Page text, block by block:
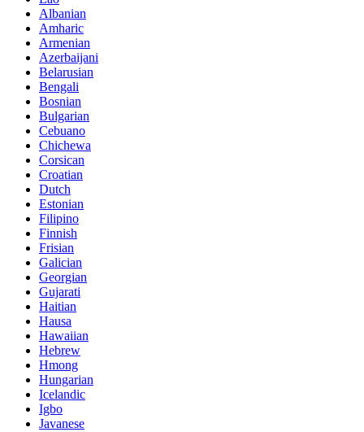
Albanian
Amharic
Armenian
Azerbaijani
Belarusian
Bengali
Bosnian
Bulgarian
Cebuano
Chichewa
Corsican
Croatian
Dutch
Estonian
Filipino
Finnish
Frisian
Galician
Georgian
Gujarati
Haitian
Hausa
Hawaiian
Hebrew
Hmong
Hungarian
Icelandic
Igbo
Javanese